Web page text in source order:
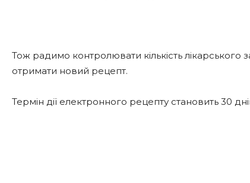
Тож радимо контролювати кількість
отримати новий рецепт.
Термін дії електронного рецепту становить 30